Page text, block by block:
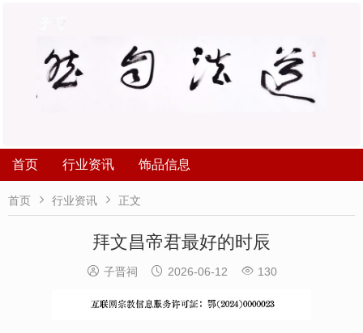
首页 行业资讯 饰品信息
首页  行业资讯  正文
拜文昌帝君最好的时辰
 子晋祠  2026-06-12  130